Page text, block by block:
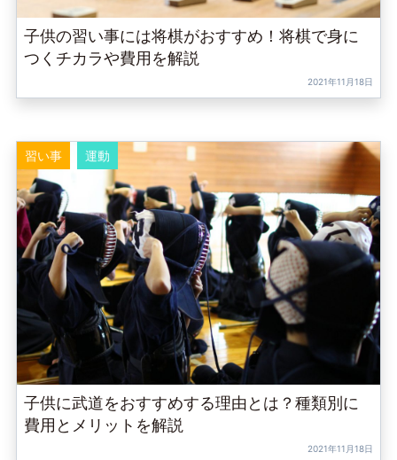
子供の習い事には将棋がおすすめ！将棋で身に
つくチカラや費用を解説
2021年11月18日
子供に武道をおすすめする理由とは？種類別に
費用とメリットを解説
2021年11月18日
習い事 運動